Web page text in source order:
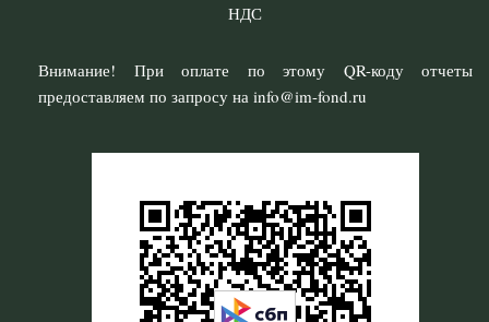
НДС
Внимание! При оплате по этому QR-коду отчеты
предоставляем по запросу на info@im-fond.ru